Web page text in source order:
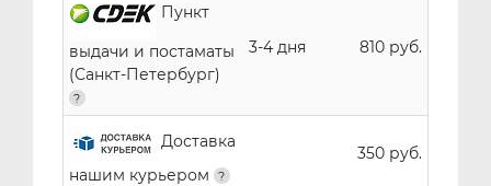
Пункт
выдачи и постаматы
(Санкт-Петербург)
3-4 дня 810 руб.
Доставка
нашим курьером
350 руб.